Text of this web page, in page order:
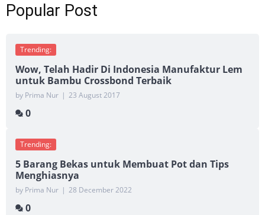
Popular Post
Trending:
Wow, Telah Hadir Di Indonesia Manufaktur Lem
untuk Bambu Crossbond Terbaik
by Prima Nur | 23 August 2017
0
Trending:
5 Barang Bekas untuk Membuat Pot dan Tips
Menghiasnya
by Prima Nur | 28 December 2022
0